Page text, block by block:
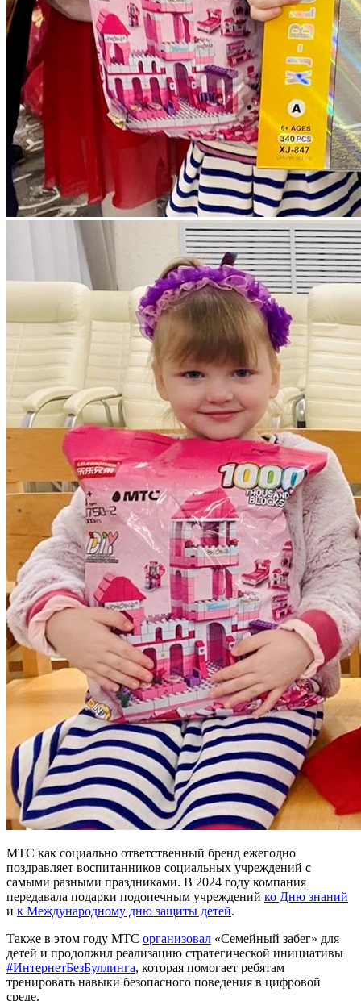
МТС как социально ответственный бренд ежегодно
поздравляет воспитанников социальных учреждений с
самыми разными праздниками. В 2024 году компания
передавала подарки подопечным учреждений ко Дню знаний
и к Международному дню защиты детей.
Также в этом году МТС организовал «Семейный забег» для
детей и продолжил реализацию стратегической инициативы
#ИнтернетБезБуллинга, которая помогает ребятам
тренировать навыки безопасного поведения в цифровой
среде.